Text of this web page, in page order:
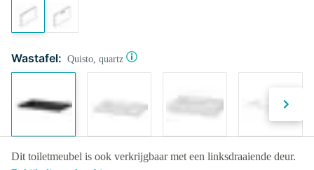
Wastafel: Quisto, quartz
Dit toiletmeubel is ook verkrijgbaar met een linksdraaiende deur.